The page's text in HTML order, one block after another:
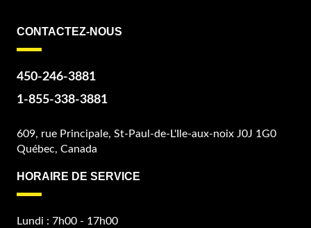
CONTACTEZ-NOUS
450-246-3881
1-855-338-3881
609, rue Principale, St-Paul-de-L'Ile-aux-noix J0J 1G0
Québec, Canada
HORAIRE DE SERVICE
Lundi : 7h00 - 17h00